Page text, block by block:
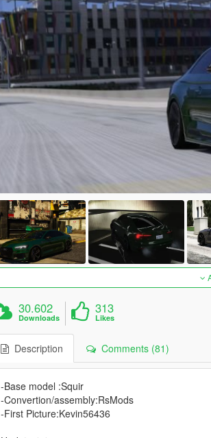
30.602
Downloads
313
Likes
Description Comments (81)
-Base model :Squir
-Convertion/assembly:RsMods
-First Picture:Kevin56436